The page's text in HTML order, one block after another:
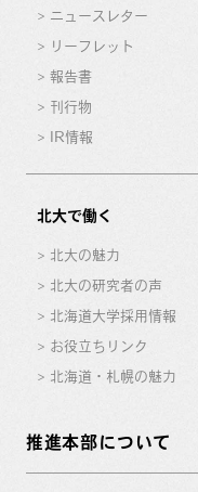
ニュースレター
リーフレット
報告書
刊行物
IR情報
北大で働く
北大の魅力
北大の研究者の声
北海道大学採用情報
お役立ちリンク
北海道・札幌の魅力
推進本部について